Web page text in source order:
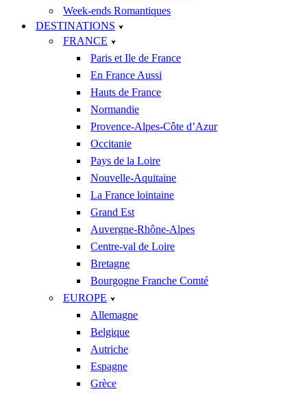
Week-ends Romantiques
DESTINATIONS
FRANCE
Paris et Ile de France
En France Aussi
Hauts de France
Normandie
Provence-Alpes-Côte d’Azur
Occitanie
Pays de la Loire
Nouvelle-Aquitaine
La France lointaine
Grand Est
Auvergne-Rhône-Alpes
Centre-val de Loire
Bretagne
Bourgogne Franche Comté
EUROPE
Allemagne
Belgique
Autriche
Espagne
Grèce